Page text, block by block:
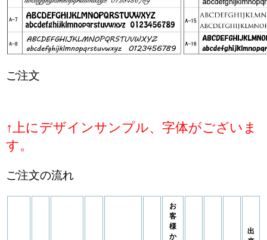
ご注文
↑上にデザインサンプル、字体がございま
す。
ご注文の流れ
お
客
様
か
出